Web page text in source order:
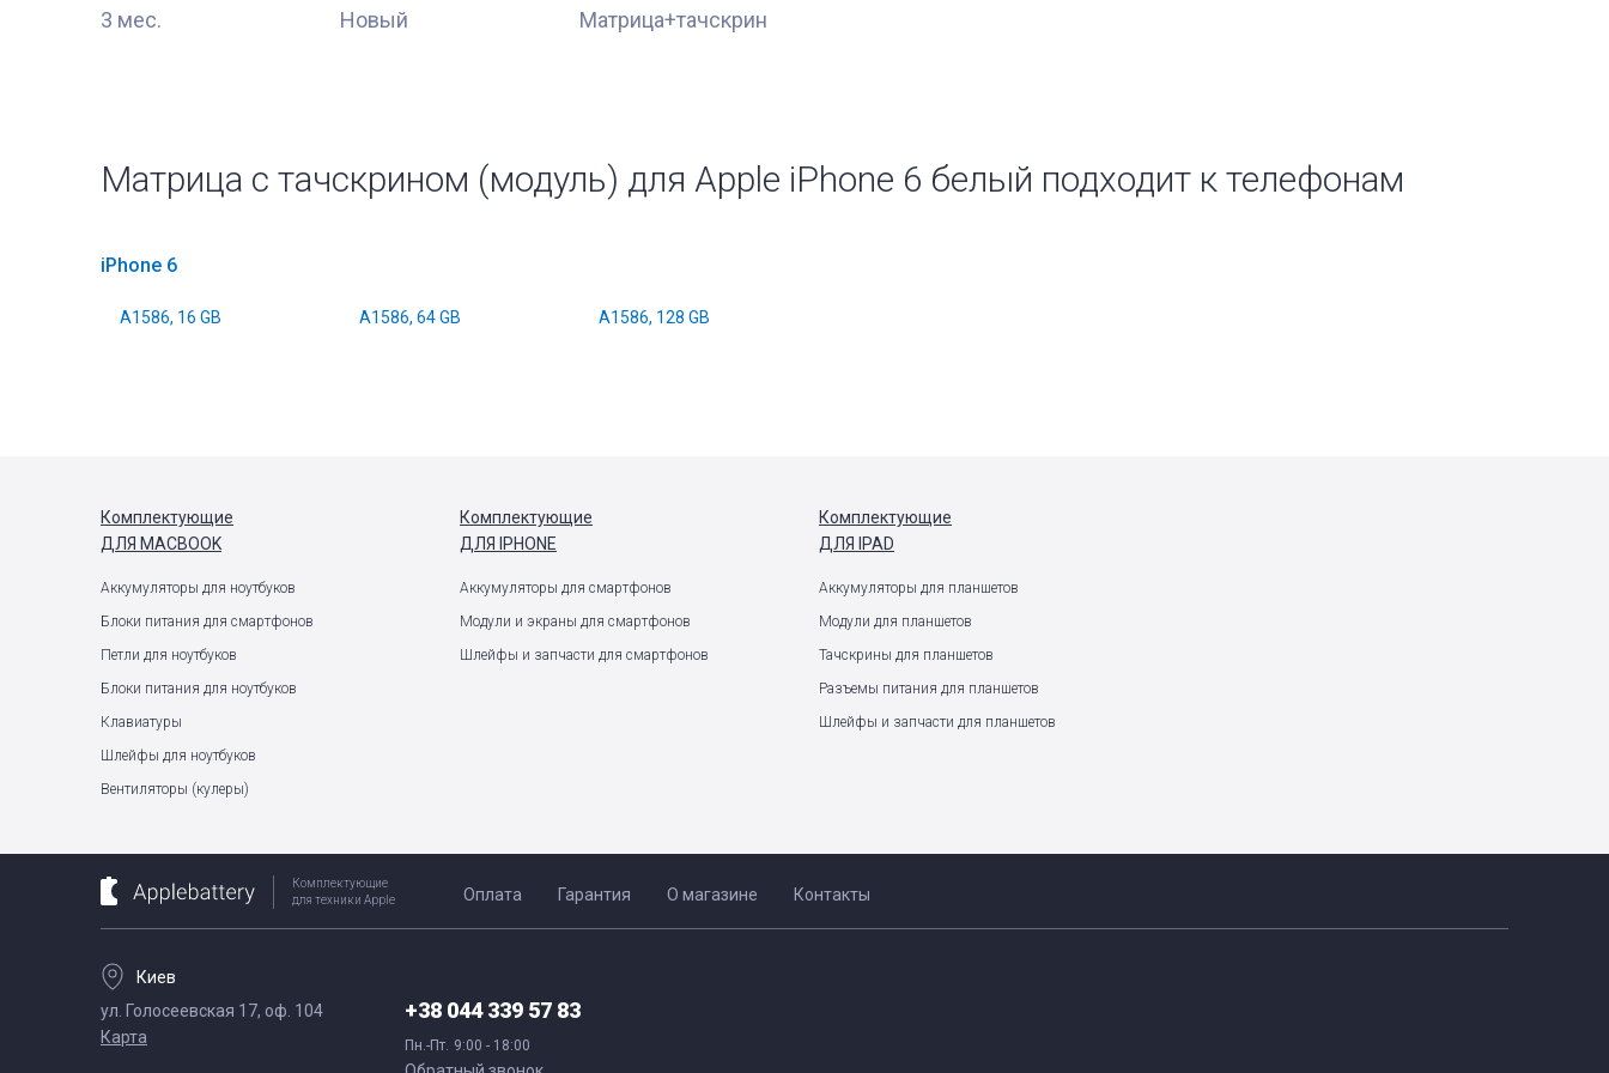
3 мес. Новый Матрица+тачскрин
Матрица с тачскрином (модуль) для Apple iPhone 6 белый подходит к телефонам
iPhone 6
A1586, 16 GB A1586, 64 GB A1586, 128 GB
Комплектующие
ДЛЯ MACBOOK
Аккумуляторы для ноутбуков
Блоки питания для смартфонов
Петли для ноутбуков
Блоки питания для ноутбуков
Клавиатуры
Шлейфы для ноутбуков
Вентиляторы (кулеры)
Комплектующие
ДЛЯ IPHONE
Аккумуляторы для смартфонов
Модули и экраны для смартфонов
Шлейфы и запчасти для смартфонов
Комплектующие
ДЛЯ IPAD
Аккумуляторы для планшетов
Модули для планшетов
Тачскрины для планшетов
Разъемы питания для планшетов
Шлейфы и запчасти для планшетов
Комплектующие
для техники Apple
Оплата Гарантия О магазине Контакты
Киев
ул. Голосеевская 17, оф. 104
Карта
+38 044 339 57 83
Пн.-Пт. 9:00 - 18:00